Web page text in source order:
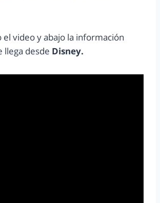
el video y abajo la información
llega desde Disney.